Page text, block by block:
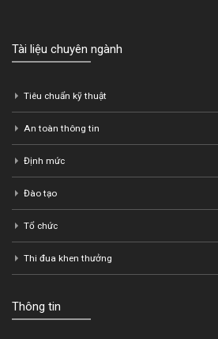
Tài liệu chuyên ngành
Tiêu chuẩn kỹ thuật
An toàn thông tin
Định mức
Đào tạo
Tổ chức
Thi đua khen thưởng
Thông tin